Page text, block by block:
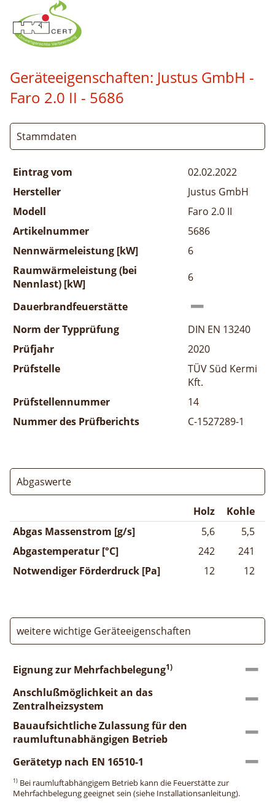
Geräteeigenschaften: Justus GmbH -
Faro 2.0 II - 5686
Stammdaten
Eintrag vom
02.02.2022
Hersteller
Justus GmbH
Modell
Faro 2.0 II
Artikelnummer
5686
Nennwärmeleistung [kW]
6
Raumwärmeleistung (bei
Nennlast) [kW]
6
Dauerbrandfeuerstätte
Norm der Typprüfung
DIN EN 13240
Prüfjahr
2020
Prüfstelle
TÜV Süd Kermi
Kft.
Prüfstellennummer
14
Nummer des Prüfberichts
C-1527289-1
Abgaswerte
Holz
Kohle
Abgas Massenstrom [g/s]
5,6
5,5
Abgastemperatur [°C]
242
241
Notwendiger Förderdruck [Pa]
12 12
weitere wichtige Geräteeigenschaften
Eignung zur Mehrfachbelegung1)
Anschlußmöglichkeit an das
Zentralheizsystem
Bauaufsichtliche Zulassung für den
raumluftunabhängigen Betrieb
Gerätetyp nach EN 16510-1
1) Bei raumluftabhängigem Betrieb kann die Feuerstätte zur
Mehrfachbelegung geeignet sein (siehe Installationsanleitung).